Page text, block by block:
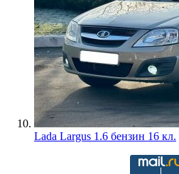
Lada Largus 1.6 бензин 16 кл.